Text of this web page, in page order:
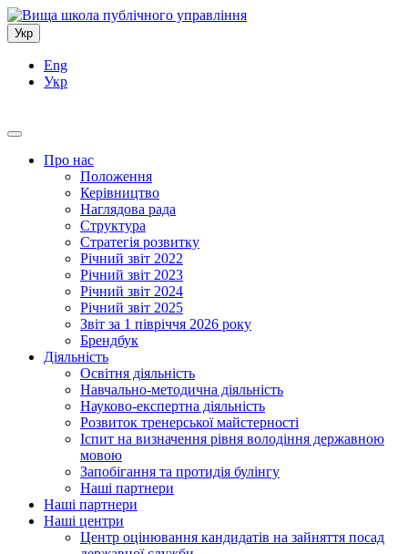
Укр
Eng
Укр
Про нас
Положення
Керівництво
Наглядова рада
Структура
Стратегія розвитку
Річний звіт 2022
Річний звіт 2023
Річний звіт 2024
Річний звіт 2025
Звіт за 1 півріччя 2026 року
Брендбук
Діяльність
Освітня діяльність
Навчально-методична діяльність
Науково-експертна діяльність
Розвиток тренерської майстерності
Іспит на визначення рівня володіння державною
мовою
Запобігання та протидія булінгу
Наші партнери
Наші партнери
Наші центри
Центр оцінювання кандидатів на зайняття посад